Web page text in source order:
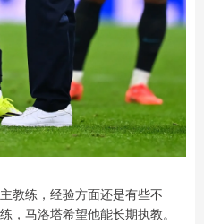
教练，经验方面还是有些不
，马洛塔希望他能长期执教。